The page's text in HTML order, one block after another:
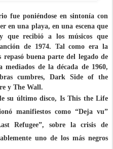
fue poniéndose en sintonía con
en una playa, en una escena que
que recibió a los músicos que
de 1974. Tal como era la
buena parte del legado de
de la década de 1960,
cumbres,
Dark Side of the
y The Wall .
su último disco, Is This the Life
manifiestos como “Deja vu”
Refugee”, sobre la crisis de
uno de los más negros